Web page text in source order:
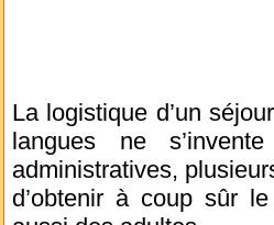
La logistique d’un
langues ne
administratives,
d’obtenir à coup sûr